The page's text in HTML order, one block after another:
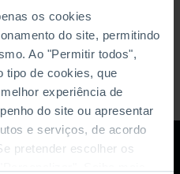
os cookies
do site, permitindo
Ao "Permitir todos",
tipo de cookies, que
experiência de
do site ou apresentar
e serviços, de acordo
pretender escolher os